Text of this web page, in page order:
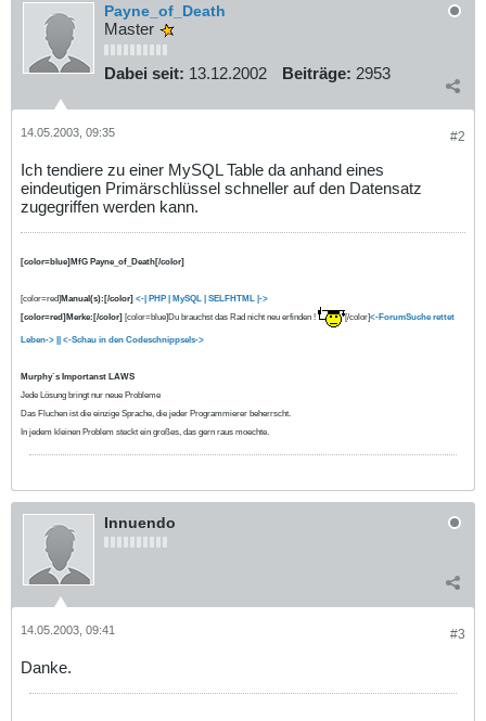
Payne_of_Death
Master
Dabei seit: 13.12.2002 Beiträge: 2953
#2
14.05.2003, 09:35
Ich tendiere zu einer MySQL Table da anhand eines
eindeutigen Primärschlüssel schneller auf den Datensatz
zugegriffen werden kann.
[color=blue]MfG Payne_of_Death[/color]
[color=red] Manual(s):[/color] <-| PHP | MySQL |
SELFHTML |->
[color=red]Merke:[/color] [color=blue]Du brauchst das Rad nicht neu erfinden ! [/color]<-ForumSuche rettet
Leben-> || <-Schau in den Codeschnippsels->
Murphy`s Importanst LAWS
Jede Lösung bringt nur neue Probleme
Das Fluchen ist die einzige Sprache, die jeder Programmierer beherrscht.
In jedem kleinen Problem steckt ein großes, das gern raus moechte.
Innuendo
#3
14.05.2003, 09:41
Danke.